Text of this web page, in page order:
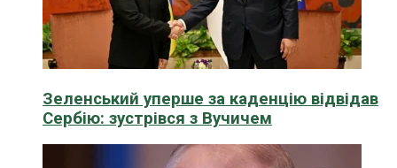
Зеленський уперше за каденцію відвідав
Сербію: зустрівся з Вучичем